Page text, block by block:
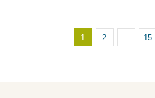
1 2 15